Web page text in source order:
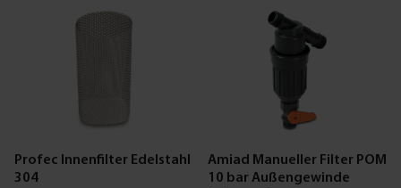
Profec Innenfilter Edelstahl
304
Amiad Manueller Filter POM
10 bar Außengewinde